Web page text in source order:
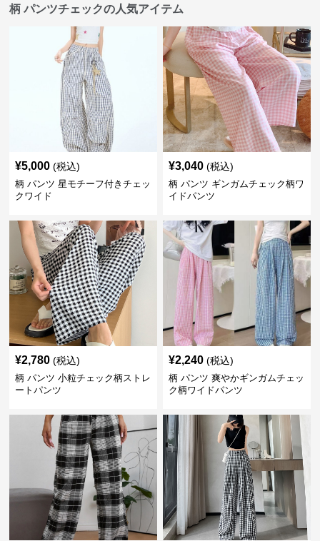
柄 パンツチェックの人気アイテム
¥5,000 (税込)
柄 パンツ 星モチーフ付きチェッ
クワイド
¥3,040 (税込)
柄 パンツ ギンガムチェック柄ワ
イドパンツ
¥2,780 (税込)
柄 パンツ 小粒チェック柄ストレ
ートパンツ
¥2,240 (税込)
柄 パンツ 爽やかギンガムチェッ
ク柄ワイドパンツ